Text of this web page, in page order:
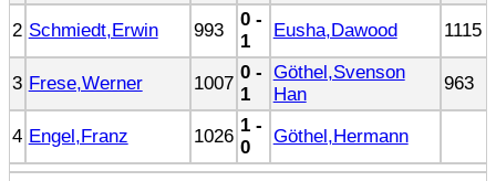
2 Schmiedt,Erwin 993
0 -
1
Eusha,Dawood 1115
3 Frese,Werner 1007
0 -
1
Göthel,Svenson
Han
963
4 Engel,Franz 1026
1 -
0
Göthel,Hermann